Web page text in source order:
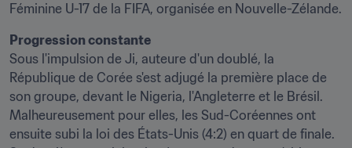
Féminine U-17 de la FIFA, organisée en Nouvelle-Zélande.
Progression constante
Sous l'impulsion de Ji, auteure d'un doublé, la
République de Corée s'est adjugé la première place de
son groupe, devant le Nigeria, l'Angleterre et le Brésil.
Malheureusement pour elles, les Sud-Coréennes ont
ensuite subi la loi des États-Unis (4:2) en quart de finale.